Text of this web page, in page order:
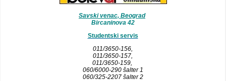
Savski venac, Beograd
Bircaninova 42
Studentski servis
011/3650-156,
011/3650-157,
011/3650-159,
060/6000-290 šalter 1
060/325-2207 šalter 2